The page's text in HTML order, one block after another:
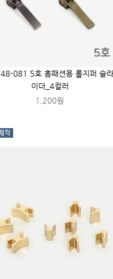
48-081 5호 홈패션용 롤지퍼 슬라
이더_4컬러
1,200원